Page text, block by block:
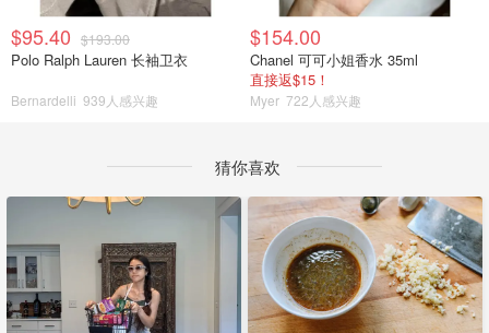
$95.40 $193.00
Polo Ralph Lauren 长袖卫衣
Bernardelli 939人感兴趣
$154.00
Chanel 可可小姐香水 35ml
直接返$15！
Myer 722人感兴趣
猜你喜欢